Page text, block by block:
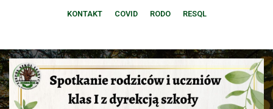
KONTAKT COVID RODO RESQL